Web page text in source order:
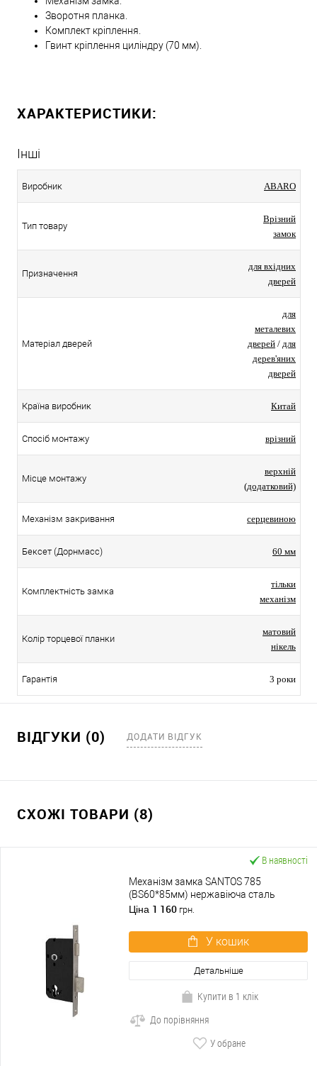
Зворотня планка.
Комплект кріплення.
Гвинт кріплення циліндру (70 мм).
ХАРАКТЕРИСТИКИ:
Інші
Виробник ABARO
Тип товару
Врізний
замок
Призначення
для вхідних
дверей
Матеріал дверей
для
металевих
дверей / для
дерев'яних
дверей
Країна виробник Китай
Спосіб монтажу врізний
Місце монтажу
верхній
(додатковий)
Механізм закривання серцевиною
Бексет (Дорнмасс) 60 мм
Комплектність замка
тільки
механізм
Колір торцевої планки
матовий
нікель
Гарантія 3 роки
ВІДГУКИ (0) ДОДАТИ ВІДГУК
СХОЖІ ТОВАРИ (8)
В наявності
Механізм замка SANTOS 785
(BS60*85мм) нержавіюча сталь
Ціна 1 160 грн.
У кошик
Детальніше
Купити в 1 клік
До порівняння
У обране